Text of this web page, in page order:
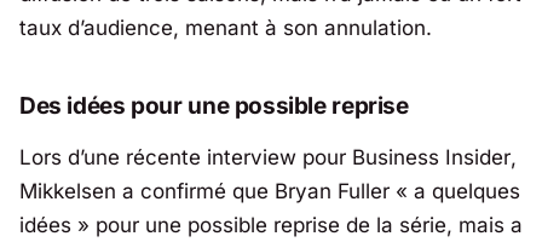
taux d’audience, menant à son annulation.
Des idées pour une possible reprise
Lors d’une récente interview pour Business Insider,
Mikkelsen a confirmé que Bryan Fuller « a quelques
idées » pour une possible reprise de la série, mais a